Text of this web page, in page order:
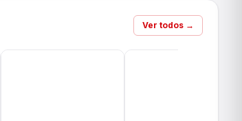
Ver todos →